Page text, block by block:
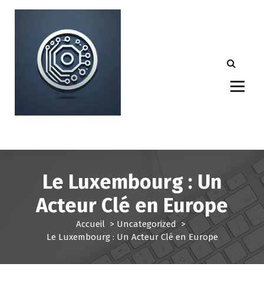
e
Le Luxembourg : Un
Acteur Clé en Europe
Accueil > Uncategorized>
Le Luxembourg : Un Acteur Clé en Europe